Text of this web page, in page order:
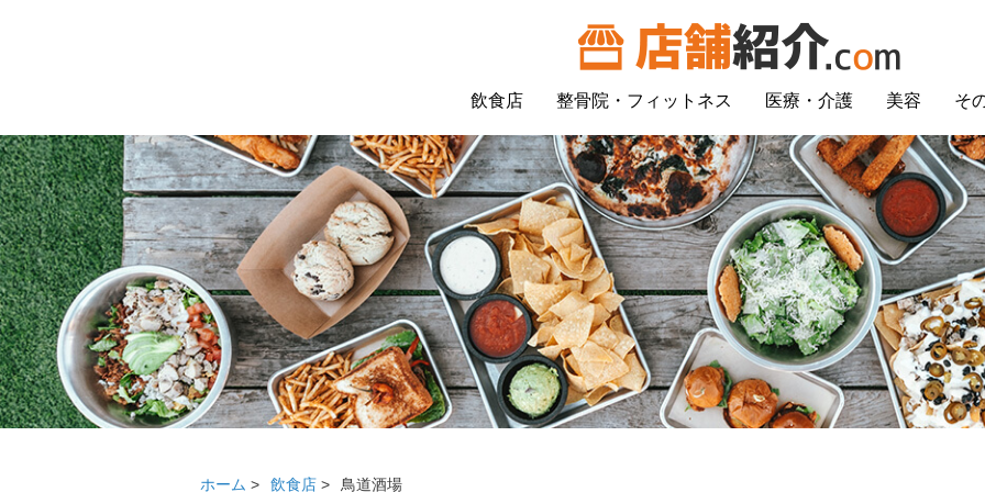
飲食店 整骨院・フィットネス 医療・介護 美容 そ
ホーム > 飲食店 > 鳥道酒場